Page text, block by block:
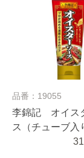
品番：19055
李錦記 オイス
ス（チューブ